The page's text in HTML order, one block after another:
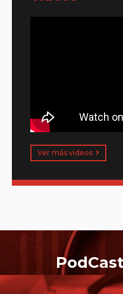
Ver más videos